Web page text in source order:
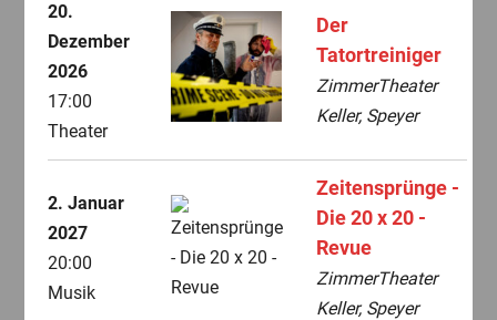
20.
Dezember
2026
17:00
Theater
Der
Tatortreiniger
ZimmerTheater
Keller, Speyer
2. Januar
2027
20:00
Musik
Zeitensprünge -
Die 20 x 20 -
Revue
ZimmerTheater
Keller, Speyer